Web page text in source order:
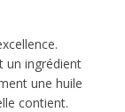
un ingrédient
une huile
contient.